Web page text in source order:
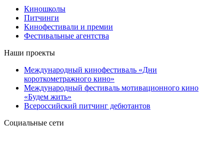
Киношколы
Питчинги
Кинофестивали и премии
Фестивальные агентства
Наши проекты
Международный кинофестиваль «Дни
короткометражного кино»
Международный фестиваль мотивационного кино
«Будем жить»
Всероссийский питчинг дебютантов
Социальные сети